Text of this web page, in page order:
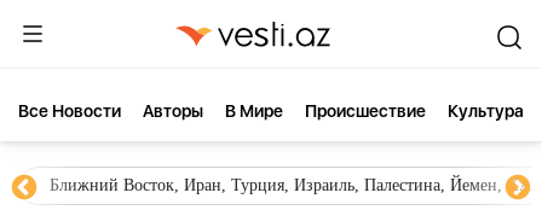
Все Новости Aвторы В Мире Происшествие Культура
Ближний Восток, Иран, Турция, Израиль, Палестина, Йемен,